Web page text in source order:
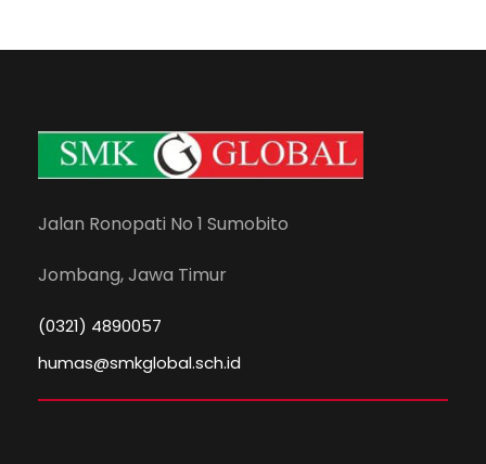
Jalan Ronopati No 1 Sumobito
Jombang, Jawa Timur
(0321) 4890057
humas@smkglobal.sch.id